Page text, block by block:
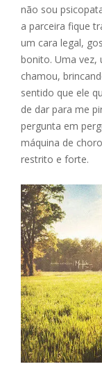
não sou
a parceira fique
um cara legal,
bonito. Uma vez,
chamou,
sentido que ele
de dar para me
pergunta em
máquina de
restrito e forte.